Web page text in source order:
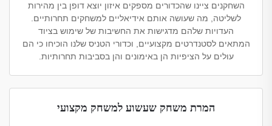
השחקנים ציינו שהכדורים מספקים איזון יוצא דופן בין מהירות
לשליטה, מה שעושה אותם אידיאליים למשחקים תחרותיים.
העדויות שלהם מדגישות את החשיבות של שימוש בציוד
המתאים לסטנדרטים מקצועיים, וכדורי הטניס שלנו הוכיחו כי הם
עולים על הציפיות הן באימונים והן בסביבות תחרותיות.
המרת משחק שעשוע למשחק מקצועי